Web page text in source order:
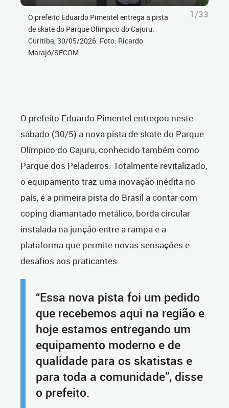
O prefeito Eduardo Pimentel entrega a pista
de skate do Parque Olímpico do Cajuru.
Curitiba, 30/05/2026. Foto: Ricardo
Marajó/SECOM.
1/33
O prefeito Eduardo Pimentel entregou neste
sábado (30/5) a nova pista de skate do Parque
Olímpico do Cajuru, conhecido também como
Parque dos Peladeiros. Totalmente revitalizado,
o equipamento traz uma inovação inédita no
país, é a primeira pista do Brasil a contar com
coping diamantado metálico, borda circular
instalada na junção entre a rampa e a
plataforma que permite novas sensações e
desafios aos praticantes.
“Essa nova pista foi um pedido
que recebemos aqui na região e
hoje estamos entregando um
equipamento moderno e de
qualidade para os skatistas e
para toda a comunidade”, disse
o prefeito.